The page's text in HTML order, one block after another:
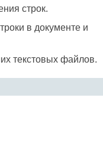
строк.
в документе и
текстовых файлов.